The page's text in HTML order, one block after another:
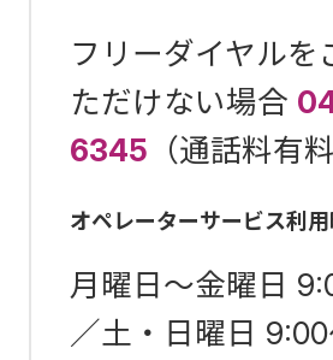
フリーダイヤルを
ただけない場合
6345 （通話料有料
オペレーターサービス利
月曜日～金曜日
／土・日曜日 9:00